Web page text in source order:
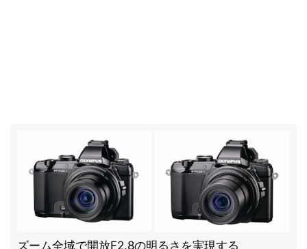
ズーム全域で開放F2.8の明るさを実現する